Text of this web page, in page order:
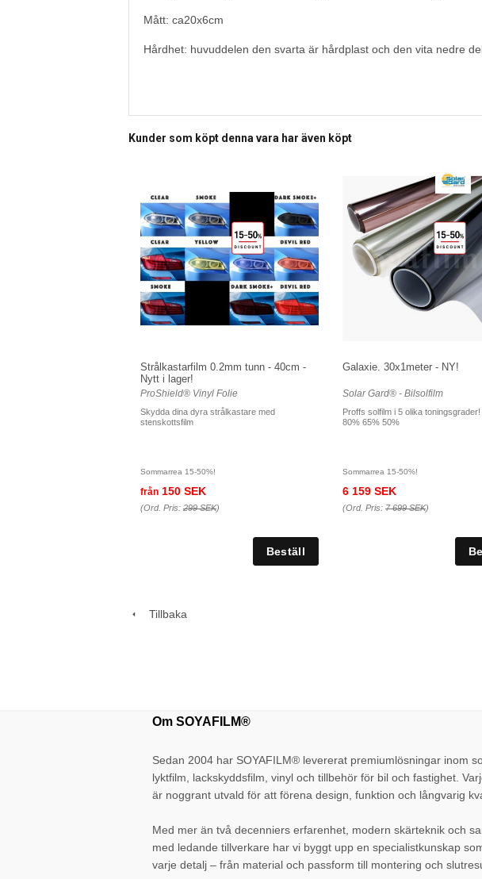
Mått: ca20x6cm
Hårdhet: huvuddelen den svarta är hårdplast och den vita nedre
Kunder som köpt denna vara har även köpt
Strålkastarfilm 0.2mm tunn - 40cm -
Nytt i lager!
ProShield® Vinyl Folie
Skydda dina dyra strålkastare med
stenskottsfilm
Sommarrea 15-50%!
från 150 SEK
(Ord. Pris: 299 SEK)
Galaxie. 30x1meter - NY!
Solar Gard® - Bilsolfilm
Proffs solfilm i 5 olika
80% 65% 50%
Sommarrea 15-50%!
6 159 SEK
(Ord. Pris: 7 699 SEK)
Tillbaka
Om SOYAFILM®
Sedan 2004 har SOYAFILM® levererat premiumlösningar inom
lyktfilm, lackskyddsfilm, vinyl och tillbehör för bil och fastighet.
är noggrant utvald för att förena design, funktion och långvarig
Med mer än två decenniers erfarenhet, modern skärteknik och
med ledande tillverkare har vi byggt upp en specialistkunskap
varje detalj – från material och passform till montering och